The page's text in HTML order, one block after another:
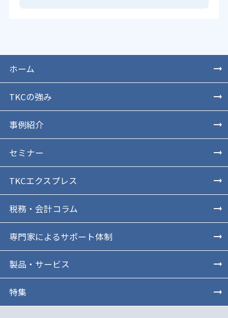
ホーム
TKCの強み
事例紹介
セミナー
TKCエクスプレス
税務・会計コラム
専門家によるサポート体制
製品・サービス
特集